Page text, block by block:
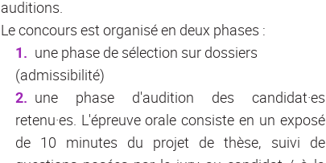
auditions.
Le concours est organisé en deux phases :
une phase de sélection sur dossiers
(admissibilité)
une phase d'audition des candidat·es
retenu·es. L'épreuve orale consiste en un exposé
de 10 minutes du projet de thèse, suivi de